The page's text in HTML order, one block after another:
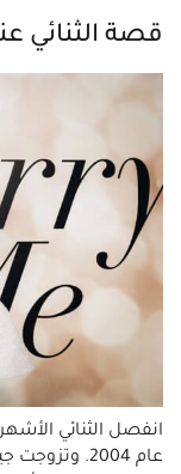
قصة الثنائي
انفصل الثنائي
عام 2004.